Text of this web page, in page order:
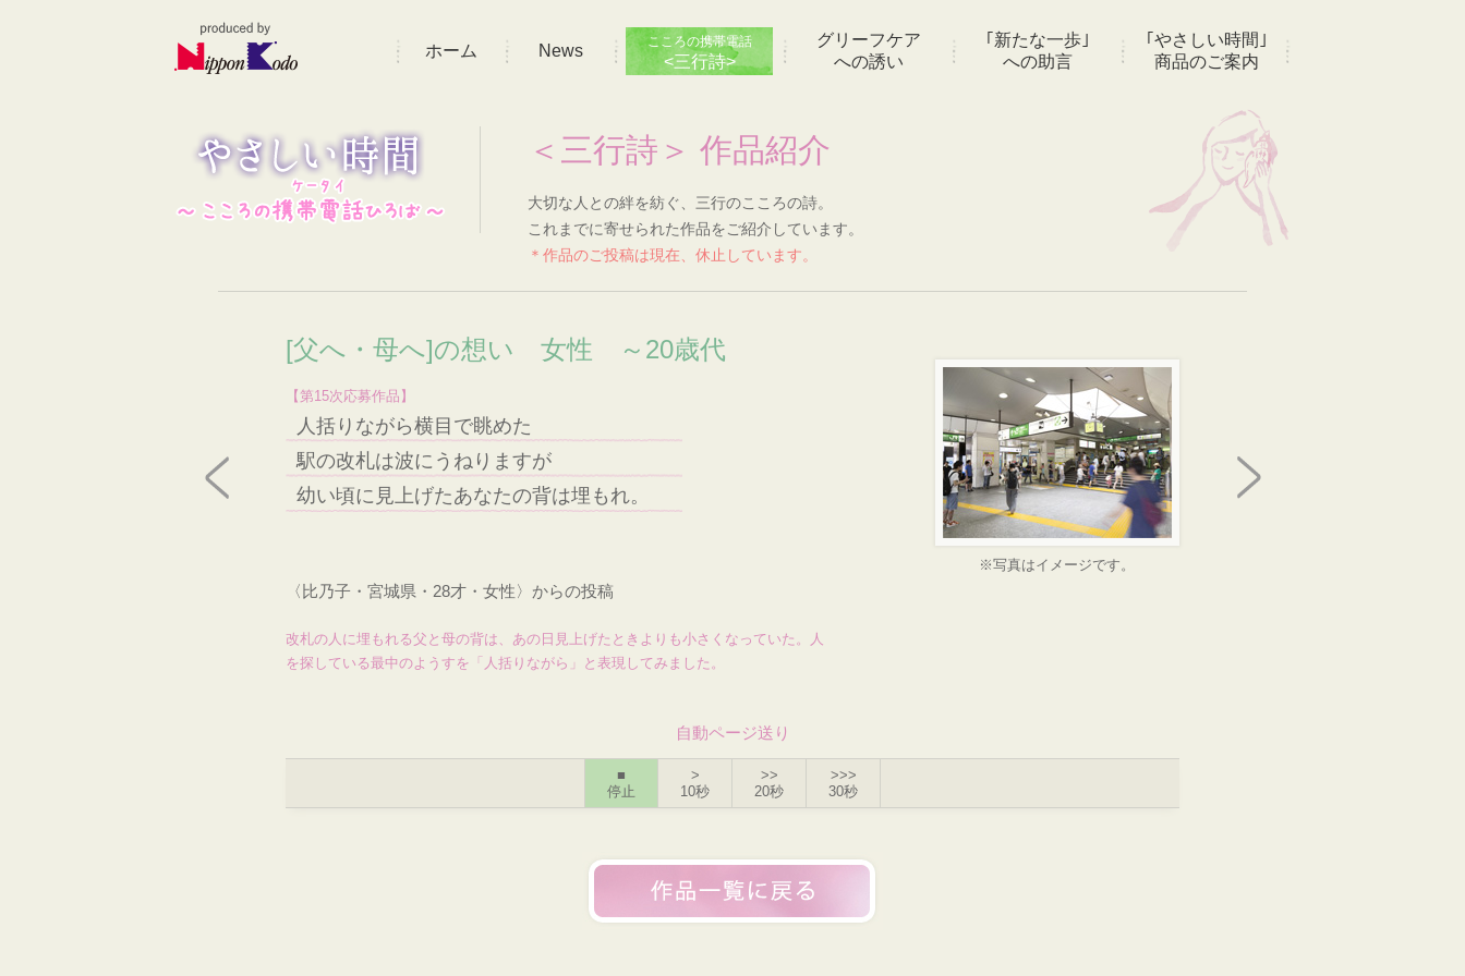
ホーム News こころの携帯電話
<三行詩>
グリーフケア
への誘い
｢新たな一歩｣
への助言
｢やさしい時間｣
商品のご案内
＜三行詩＞ 作品紹介
大切な人との絆を紡ぐ、三行のこころの詩。
これまでに寄せられた作品をご紹介しています。
＊作品のご投稿は現在、休止しています。
[父へ・母へ]の想い 女性 ～20歳代
【第15次応募作品】
人括りながら横目で眺めた
駅の改札は波にうねりますが
幼い頃に見上げたあなたの背は埋もれ。
※写真はイメージです。
〈比乃子・宮城県・28才・女性〉からの投稿
改札の人に埋もれる父と母の背は、あの日見上げたときよりも小さくなっていた。人
を探している最中のようすを「人括りながら」と表現してみました。
自動ページ送り
■
停止
>
10秒
>>
20秒
>>>
30秒